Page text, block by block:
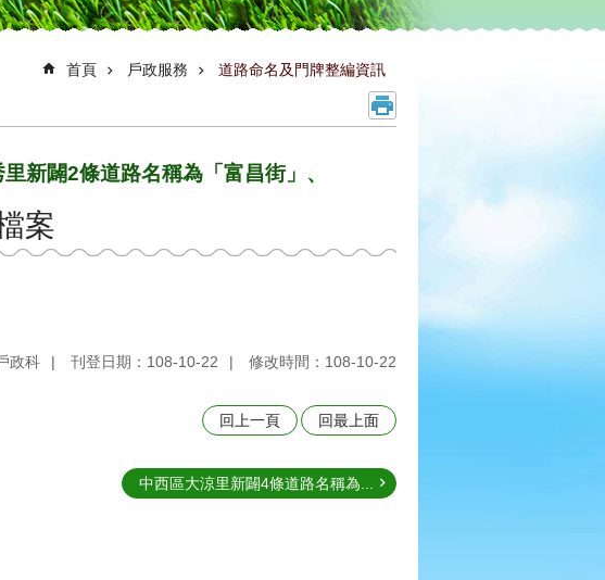
首頁 戶政服務 道路命名及門牌整編資訊
新闢2條道路名稱為「富昌街」、
案
政科 刊登日期：108-10-22 修改時間：108-10-22
回上一頁 回最上面
中西區大涼里新闢4條道路名稱為...